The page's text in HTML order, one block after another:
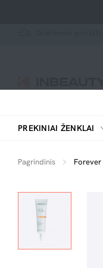
PREKINIAI ŽENKLAI
Pagrindinis Forever